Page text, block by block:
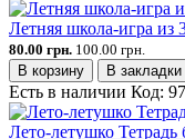
Летняя школа-игра из
80.00 грн. 100.00 грн.
В корзину
В закладки
Есть в наличии Код:
Лето-летушко Тетрадь